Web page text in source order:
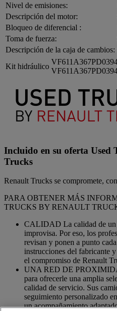
Nivel de emisiones:
Descripción del motor:
Bloqueo de diferencial :
Toma de fuerza:
Descripción de la caja de cambios:
Kit hidráulico
Incluido en su oferta Used
Trucks
Renault Trucks se compromete,
PARA OBTENER MÁS
TRUCKS BY RENAULT
CALIDAD La calidad de un
improvisa. Por eso, los
revisan y ponen a punto
instrucciones del fabricante
el compromiso de Renault
UNA RED DE
para ofrecerle una amplia
calidad de servicio. Sus
seguimiento personalizado
un acompañamiento